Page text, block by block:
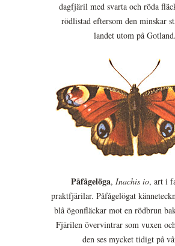
dagfjäril med svarta och röda
rödlistad eftersom den minskar
landet utom på Gotland.
Påfågelöga, Inachis io, art i
praktfjärilar. Påfågelögat
blå ögonfläckar mot en rödbrun
Fjärilen övervintrar som vuxen
den ses mycket tidigt på